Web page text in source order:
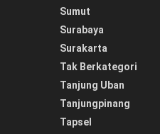
Sumut
Surabaya
Surakarta
Tak Berkategori
Tanjung Uban
Tanjungpinang
Tapsel